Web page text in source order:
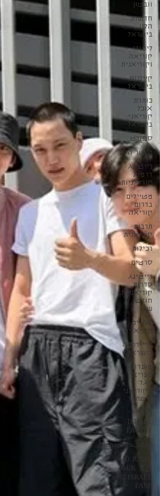
וובטון
חדשות
הליו
בישראל
לימודי
קוריאה
וקוריאנית
קייפופ
בישראל
כותרת
אוכל
קוריאני
בישראל
ספורט
זרקור הליו
רייטינג
דרמות
קוריאניות
מטיילים
בדרום
קוריאה
תרבות
קוריאנית
רכילות
סרטים
רייטינג
סדרות
קוריאניות
חודשי /
שבו
ספרים
קוריאנים
קיי-דרמה
בישראל
מועדוני
מעריצי
הגל
הקוריאני
בישראל
ISRAEL
FAMILY
jhi_haeiness_israel
JO JUNG-
SUK 조정
석 ISRAEL
FANS